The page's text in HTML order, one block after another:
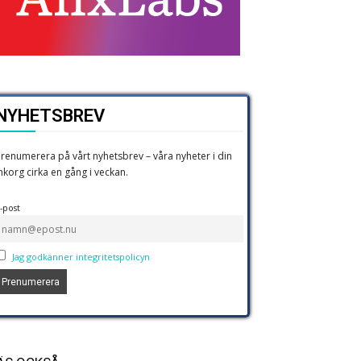
på vårt nyhetsbrev – våra nyheter i din
cirka en gång i veckan.
post
Jag godkänner integritetspolicyn